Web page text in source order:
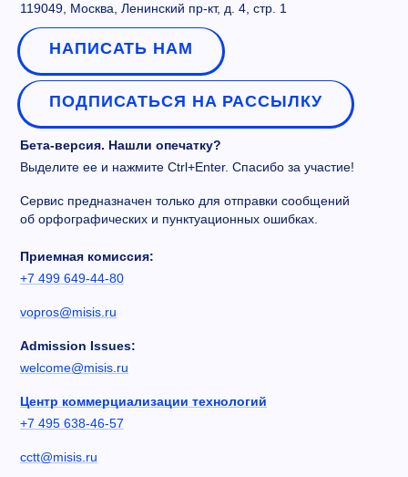
119049, Москва, Ленинский пр-кт, д. 4, стр. 1
НАПИСАТЬ НАМ
ПОДПИСАТЬСЯ НА РАССЫЛКУ
Бета-версия. Нашли опечатку?
Выделите ее и нажмите Ctrl+Enter. Спасибо за участие!
Сервис предназначен только для отправки сообщений
об орфографических и пунктуационных ошибках.
Приемная комиссия:
+7 499 649-44-80
vopros@misis.ru
Admission Issues:
welcome@misis.ru
Центр коммерциализации технологий
+7 495 638-46-57
cctt@misis.ru